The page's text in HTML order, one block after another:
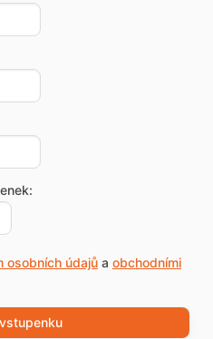
osobních údajůa obchodními